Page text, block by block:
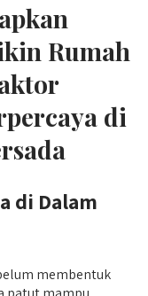
Rumah
di
di Dalam
membentuk